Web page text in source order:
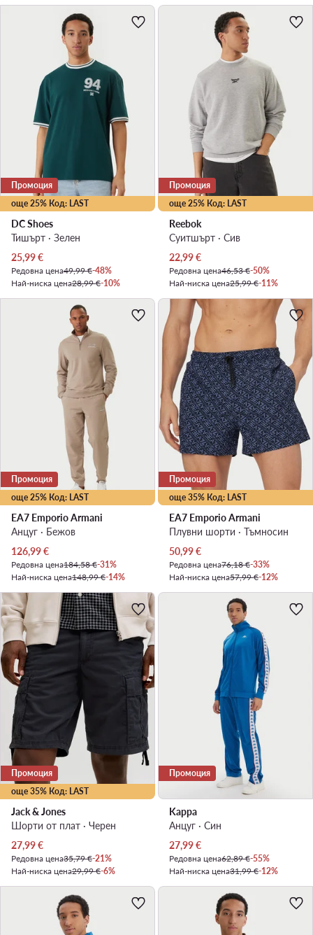
още 25% Код: LAST
Промоция
DC Shoes
Тишърт · Зелен
Актуална цена
25,99€
Редовна цена49,99 €-48%
Най-ниска цена28,99 €-10%
още 25% Код: LAST
Промоция
Reebok
Суитшърт · Сив
Актуална цена
22,99€
Редовна цена46,53 €-50%
Най-ниска цена25,99 €-11%
още 25% Код: LAST
Промоция
EA7 Emporio Armani
Анцуг · Бежов
Актуална цена
126,99€
Редовна цена184,58 €-31%
Най-ниска цена148,99 €-14%
още 35% Код: LAST
Промоция
EA7 Emporio Armani
Плувни шорти · Тъмносин
Актуална цена
50,99€
Редовна цена76,18 €-33%
Най-ниска цена57,99 €-12%
още 35% Код: LAST
Промоция
Jack & Jones
Шорти от плат · Черен
Актуална цена
27,99€
Редовна цена35,79 €-21%
Най-ниска цена29,99 €-6%
Промоция
Kappa
Анцуг · Син
Актуална цена
27,99€
Редовна цена62,89 €-55%
Най-ниска цена31,99 €-12%